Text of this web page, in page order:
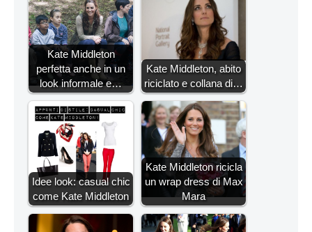
Kate Middleton
perfetta anche in un
look informale e…
Kate Middleton, abito
riciclato e collana di…
Idee look: casual chic
come Kate Middleton
Kate Middleton ricicla
un wrap dress di Max
Mara